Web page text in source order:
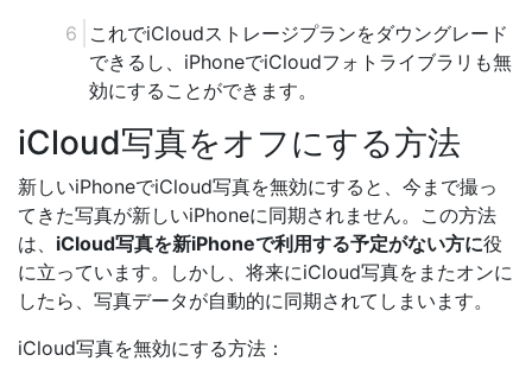
これでiCloudストレージプランをダウングレード
できるし、iPhoneでiCloudフォトライブラリも無
効にすることができます。
iCloud写真をオフにする方法
新しいiPhoneでiCloud写真を無効にすると、今まで撮っ
てきた写真が新しいiPhoneに同期されません。この方法
は、 iCloud写真を新iPhoneで利用する予定がない方に役
に立っています。しかし、将来にiCloud写真をまたオンに
したら、写真データが自動的に同期されてしまいます。
iCloud写真を無効にする方法：